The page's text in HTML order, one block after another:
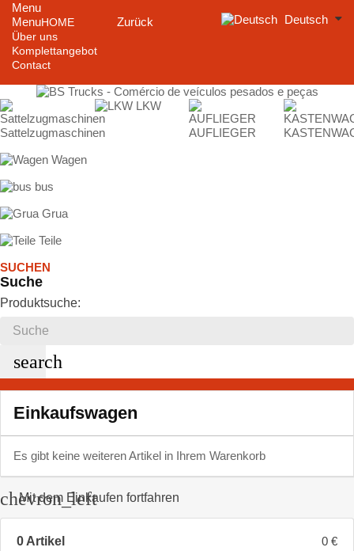
Menu
Menu
Zurück
HOME
Über uns
Komplettangebot
Contact
Deutsch
Sattelzugmaschinen
LKW
AUFLIEGER
Wagen
bus
Grua
Teile
SUCHEN
Suche
Produktsuche:
search
Einkaufswagen
Es gibt keine weiteren Artikel in Ihrem Warenkorb
chevron_left
Mit dem Einkaufen fortfahren
0 Artikel 0 €